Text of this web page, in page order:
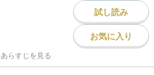
試し読み
お気に入り
あらすじを見る